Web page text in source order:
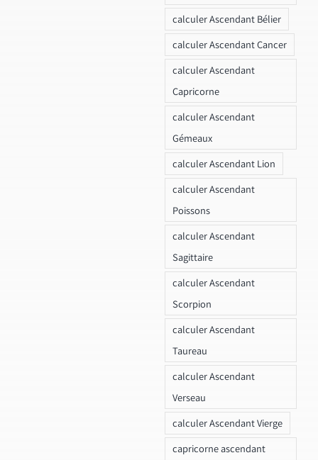
calculer Ascendant Bélier
calculer Ascendant Cancer
calculer Ascendant
Capricorne
calculer Ascendant
Gémeaux
calculer Ascendant Lion
calculer Ascendant
Poissons
calculer Ascendant
Sagittaire
calculer Ascendant
Scorpion
calculer Ascendant
Taureau
calculer Ascendant
Verseau
calculer Ascendant Vierge
capricorne ascendant